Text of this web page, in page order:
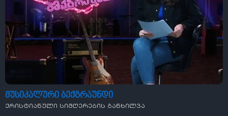
მუსიკალური ბექგრაუნდი
ქრისტიანული სიმღერების განხილვა